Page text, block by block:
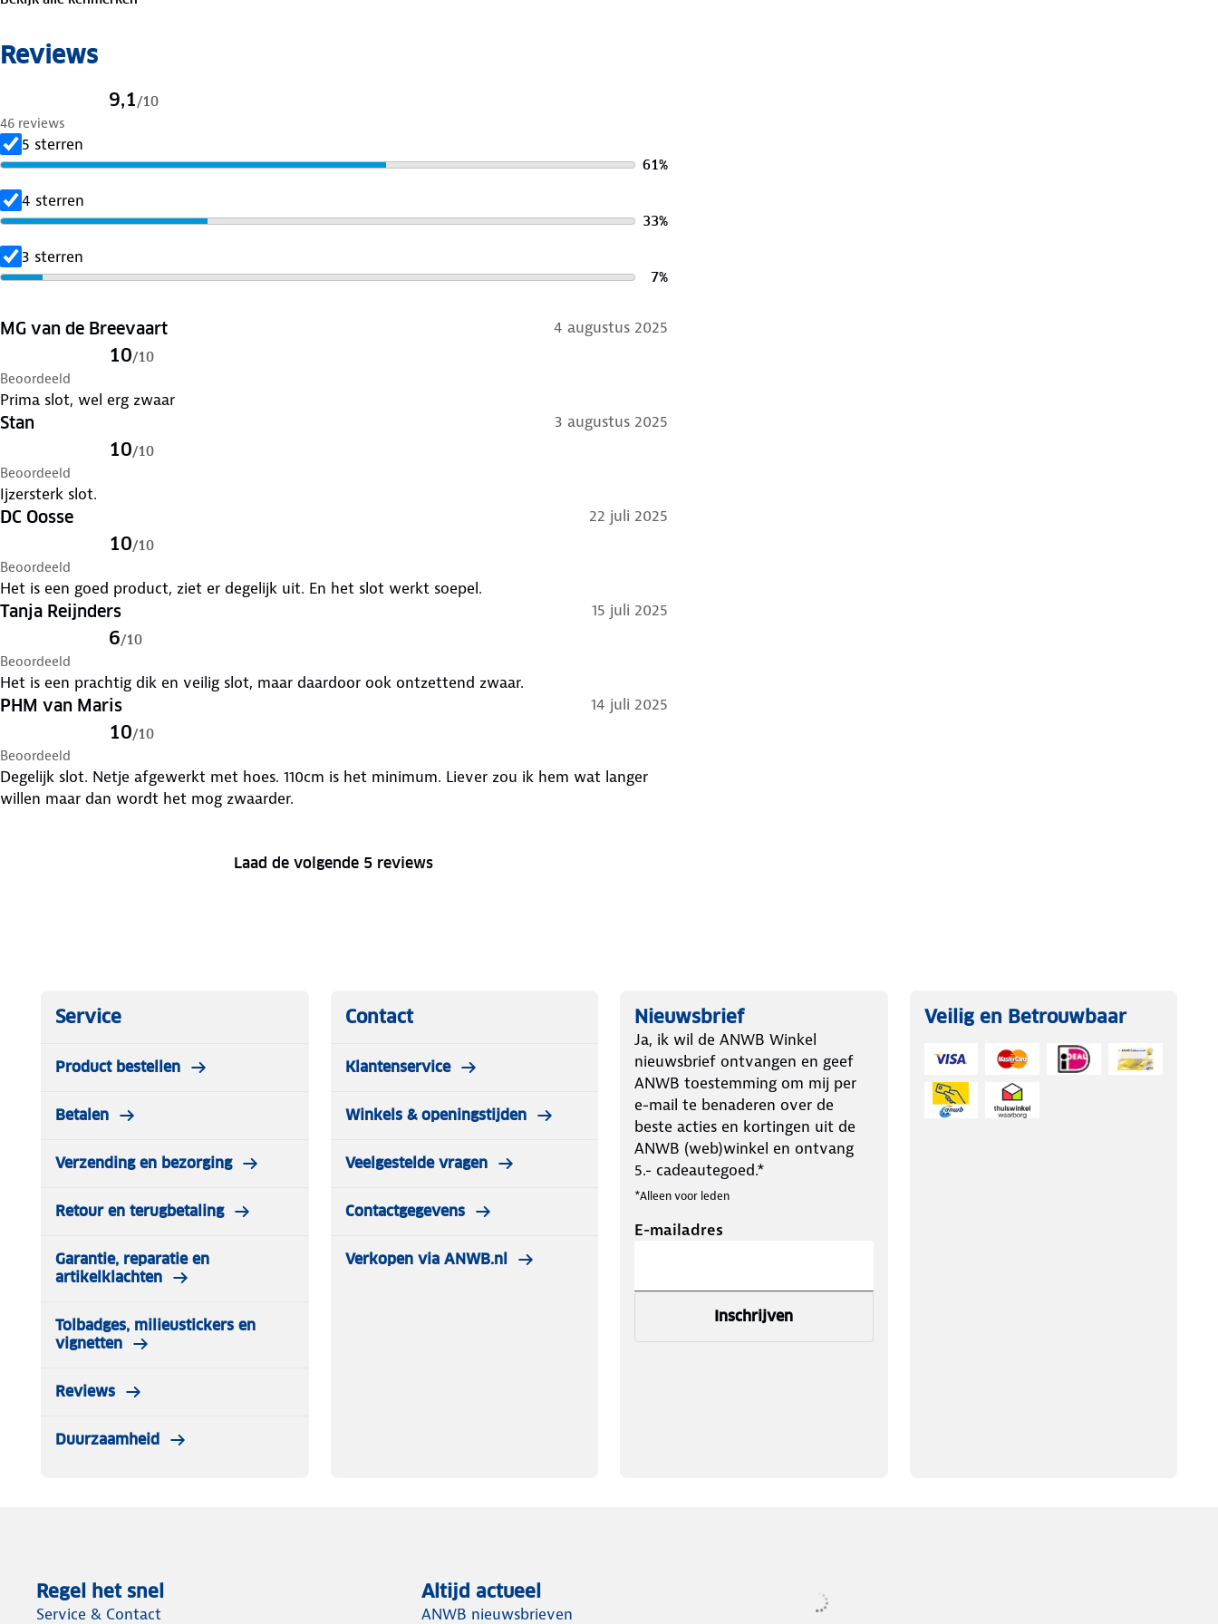
✓ Sterke ketting: Ø 10 mm
Reviews
9,1/10
46 reviews
5 sterren
61%
4 sterren
33%
3 sterren
7%
MG van de Breevaart 4 augustus 2025
10/10
Beoordeeld
Prima slot, wel erg zwaar
Stan 3 augustus 2025
10/10
Beoordeeld
Ijzersterk slot.
DC Oosse 22 juli 2025
10/10
Beoordeeld
Het is een goed product, ziet er degelijk uit. En het slot werkt soepel.
Tanja Reijnders 15 juli 2025
6/10
Beoordeeld
Het is een prachtig dik en veilig slot, maar daardoor ook ontzettend zwaar.
PHM van Maris 14 juli 2025
10/10
Beoordeeld
Degelijk slot. Netje afgewerkt met hoes. 110cm is het minimum. Liever zou ik hem wat langer
willen maar dan wordt het mog zwaarder.
Laad de volgende 5 reviews
Service
Product bestellen
Betalen
Verzending en bezorging
Retour en terugbetaling
Garantie, reparatie en
artikelklachten
Tolbadges, milieustickers en
vignetten
Reviews
Duurzaamheid
Contact
Klantenservice
Winkels & openingstijden
Veelgestelde vragen
Contactgegevens
Verkopen via ANWB.nl
Nieuwsbrief
Ja, ik wil de ANWB Winkel
nieuwsbrief ontvangen en geef
ANWB toestemming om mij per
e-mail te benaderen over de
beste acties en kortingen uit de
ANWB (web)winkel en ontvang
5.- cadeautegoed.*
*Alleen voor leden
E-mailadres
Inschrijven
Veilig en Betrouwbaar
Regel het snel
Service & Contact
Altijd actueel
ANWB nieuwsbrieven